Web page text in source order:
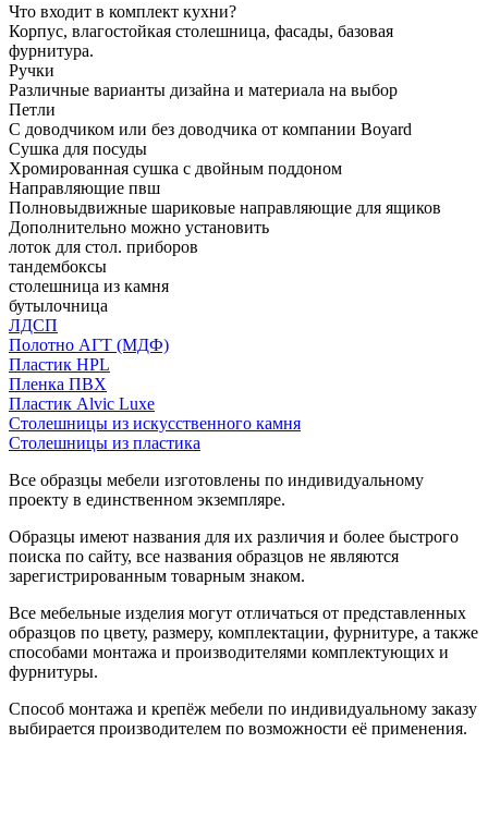
Что входит в комплект кухни?
Корпус, влагостойкая столешница, фасады, базовая
фурнитура.
Ручки
Различные варианты дизайна и материала на выбор
Петли
С доводчиком или без доводчика от компании Boyard
Сушка для посуды
Хромированная сушка с двойным поддоном
Направляющие пвш
Полновыдвижные шариковые направляющие для ящиков
Дополнительно можно установить
лоток для стол. приборов
тандембоксы
столешница из камня
бутылочница
ЛДСП
Полотно АГТ (МДФ)
Пластик HPL
Пленка ПВХ
Пластик Alvic Luxe
Столешницы из искусственного камня
Столешницы из пластика
Все образцы мебели изготовлены по индивидуальному
проекту в единственном экземпляре.
Образцы имеют названия для их различия и более быстрого
поиска по сайту, все названия образцов не являются
зарегистрированным товарным знаком.
Все мебельные изделия могут отличаться от представленных
образцов по цвету, размеру, комплектации, фурнитуре, а также
способами монтажа и производителями комплектующих и
фурнитуры.
Способ монтажа и крепёж мебели по индивидуальному заказу
выбирается производителем по возможности её применения.